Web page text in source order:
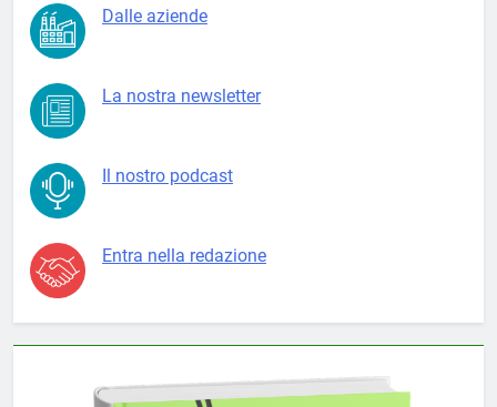
Dalle aziende
La nostra newsletter
Il nostro podcast
Entra nella redazione